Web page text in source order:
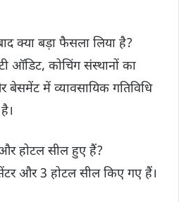
क्या बड़ा फैसला लिया है?
ऑडिट, कोचिंग संस्थानों का
में व्यावसायिक गतिविधि
होटल सील हुए हैं?
और 3 होटल सील किए गए हैं।